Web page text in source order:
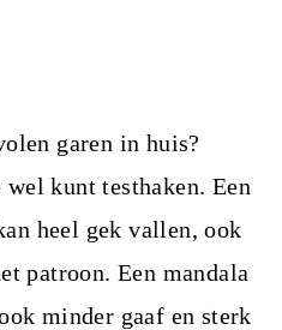
garen in huis?
kunt testhaken. Een
heel gek vallen, ook
patroon. Een mandala
minder gaaf en sterk